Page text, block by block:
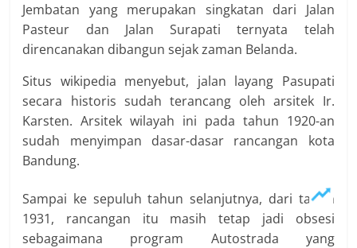
Jembatan yang merupakan singkatan dari Jalan
Pasteur dan Jalan Surapati ternyata telah
direncanakan dibangun sejak zaman Belanda.
Situs wikipedia menyebut, jalan layang Pasupati
secara historis sudah terancang oleh arsitek Ir.
Karsten. Arsitek wilayah ini pada tahun 1920-an
sudah menyimpan dasar-dasar rancangan kota
Bandung.
Sampai ke sepuluh tahun selanjutnya, dari tahun
1931, rancangan itu masih tetap jadi obsesi
sebagaimana program Autostrada yang